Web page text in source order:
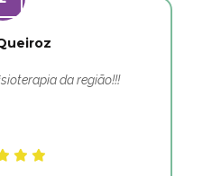
da região!!!